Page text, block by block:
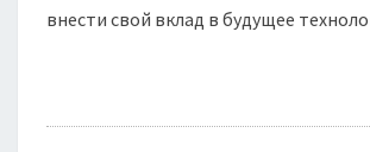
внести свой вклад в будущее